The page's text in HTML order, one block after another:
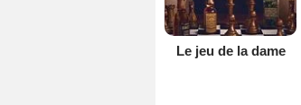
Le jeu de la dame